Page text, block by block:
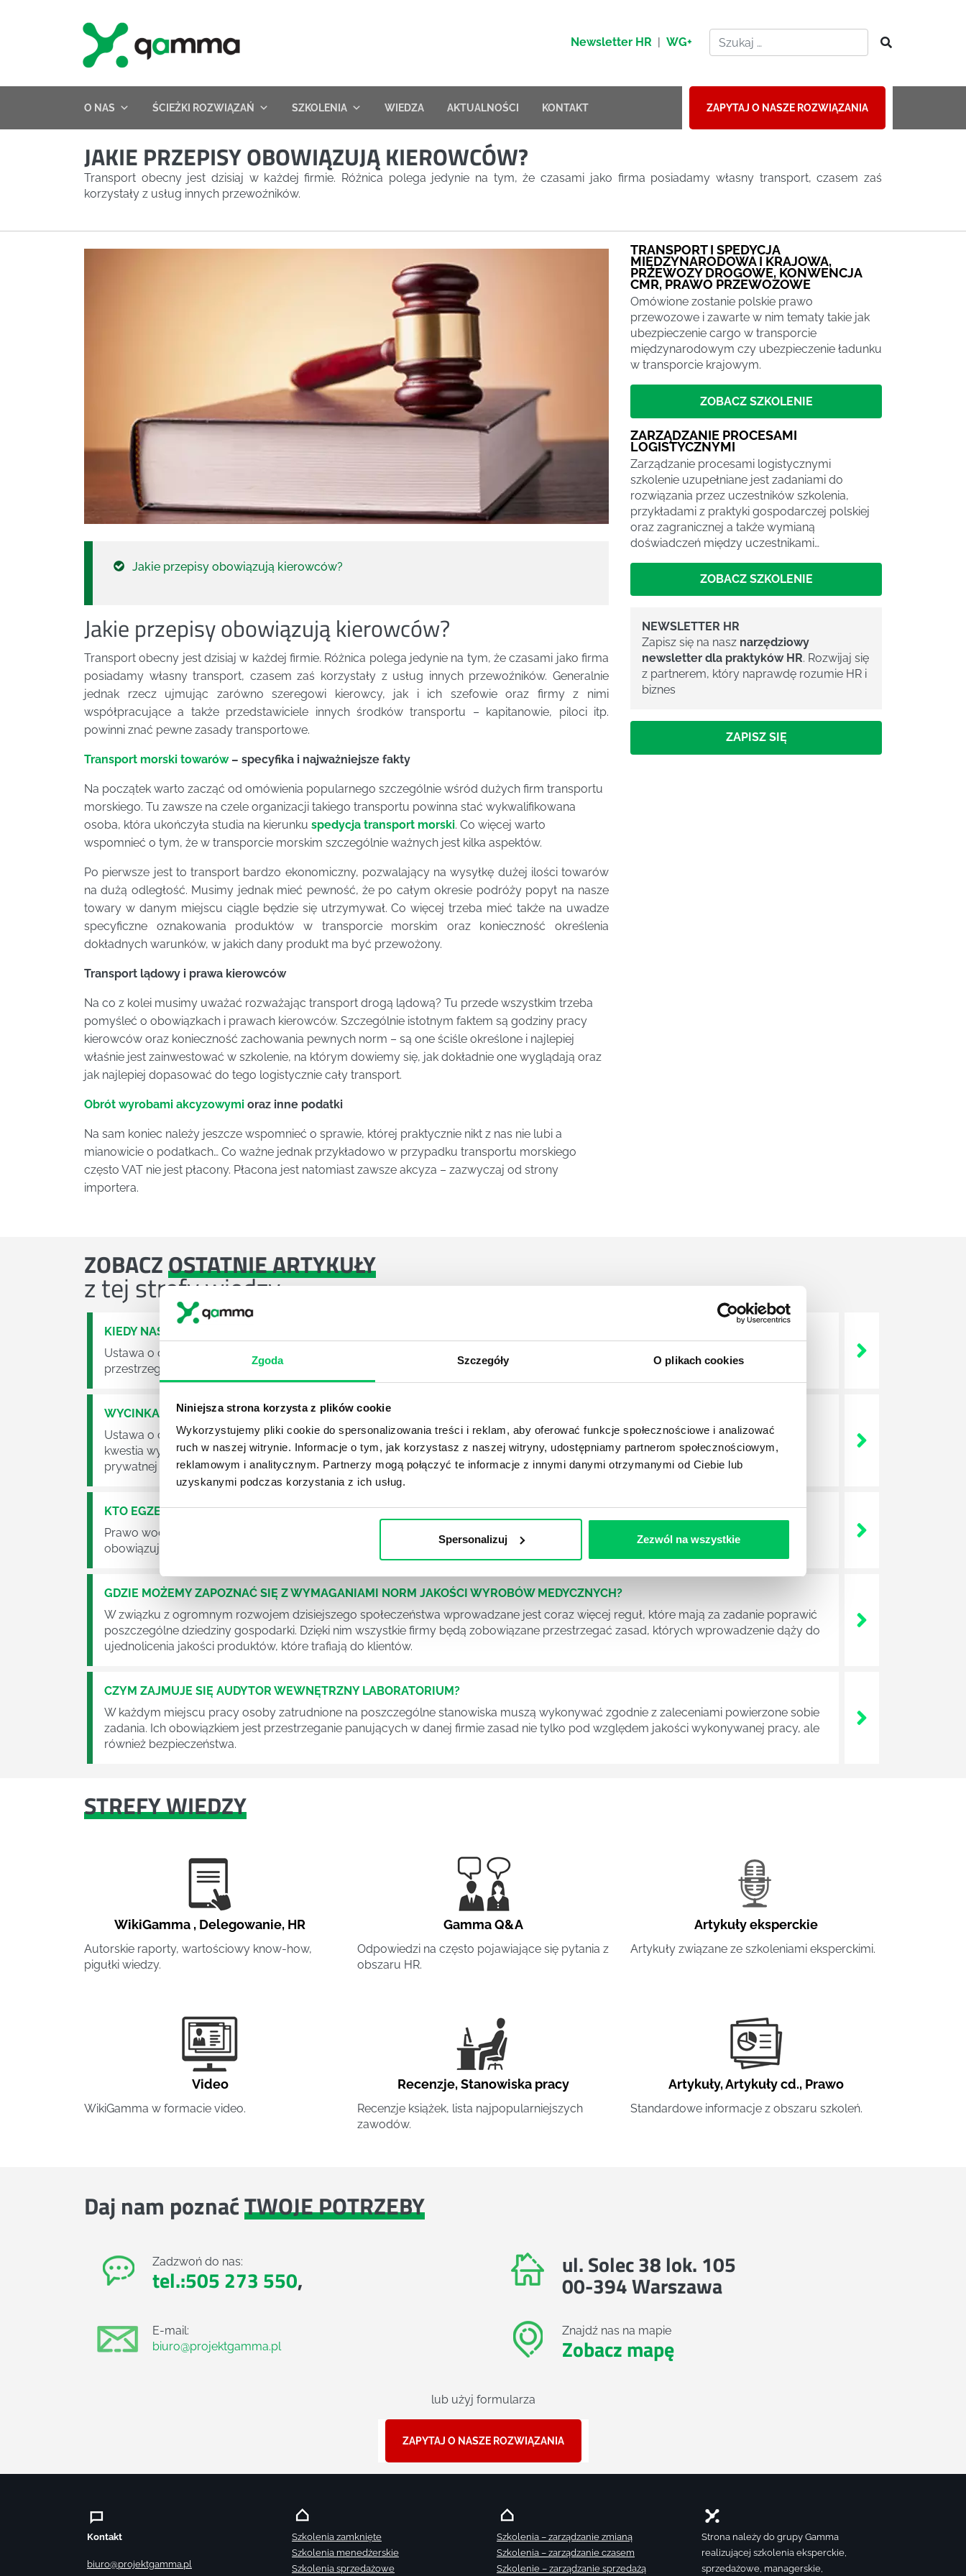
Zgoda Szczegóły O plikach cookies
Niniejsza strona korzysta z plików cookie
Wykorzystujemy pliki cookie do spersonalizowania treści i reklam, aby oferować funkcje społecznościowe i analizować
ruch w naszej witrynie. Informacje o tym, jak korzystasz z naszej witryny, udostępniamy partnerom społecznościowym,
reklamowym i analitycznym. Partnerzy mogą połączyć te informacje z innymi danymi otrzymanymi od Ciebie lub
uzyskanymi podczas korzystania z ich usług.
Spersonalizuj Zezwól na wszystkie
Newsletter HR | WG+
O NAS ŚCIEŻKI ROZWIĄZAŃ SZKOLENIA WIEDZA AKTUALNOŚCI KONTAKT ZAPYTAJ O NASZE ROZWIĄZANIA
JAKIE PRZEPISY OBOWIĄZUJĄ KIEROWCÓW?
Transport obecny jest dzisiaj w każdej firmie. Różnica polega jedynie na tym, że czasami jako firma posiadamy własny transport, czasem zaś
korzystały z usług innych przewoźników.
Jakie przepisy obowiązują kierowców?
Jakie przepisy obowiązują kierowców?
Transport obecny jest dzisiaj w każdej firmie. Różnica polega jedynie na tym, że czasami jako firma
posiadamy własny transport, czasem zaś korzystały z usług innych przewoźników. Generalnie
jednak rzecz ujmując zarówno szeregowi kierowcy, jak i ich szefowie oraz firmy z nimi
współpracujące a także przedstawiciele innych środków transportu – kapitanowie, piloci itp.
powinni znać pewne zasady transportowe.
Transport morski towarów– specyfika i najważniejsze fakty
Na początek warto zacząć od omówienia popularnego szczególnie wśród dużych firm transportu
morskiego. Tu zawsze na czele organizacji takiego transportu powinna stać wykwalifikowana
osoba, która ukończyła studia na kierunku spedycja transport morski. Co więcej warto
wspomnieć o tym, że w transporcie morskim szczególnie ważnych jest kilka aspektów.
Po pierwsze jest to transport bardzo ekonomiczny, pozwalający na wysyłkę dużej ilości towarów
na dużą odległość. Musimy jednak mieć pewność, że po całym okresie podróży popyt na nasze
towary w danym miejscu ciągle będzie się utrzymywał. Co więcej trzeba mieć także na uwadze
specyficzne oznakowania produktów w transporcie morskim oraz konieczność określenia
dokładnych warunków, w jakich dany produkt ma być przewożony.
Transport lądowy i prawa kierowców
Na co z kolei musimy uważać rozważając transport drogą lądową? Tu przede wszystkim trzeba
pomyśleć o obowiązkach i prawach kierowców. Szczególnie istotnym faktem są godziny pracy
kierowców oraz konieczność zachowania pewnych norm – są one ściśle określone i najlepiej
właśnie jest zainwestować w szkolenie, na którym dowiemy się, jak dokładnie one wyglądają oraz
jak najlepiej dopasować do tego logistycznie cały transport.
Obrót wyrobami akcyzowymi oraz inne podatki
Na sam koniec należy jeszcze wspomnieć o sprawie, której praktycznie nikt z nas nie lubi a
mianowicie o podatkach… Co ważne jednak przykładowo w przypadku transportu morskiego
często VAT nie jest płacony. Płacona jest natomiast zawsze akcyza – zazwyczaj od strony
importera.
TRANSPORT I SPEDYCJA
MIĘDZYNARODOWA I KRAJOWA,
PRZEWOZY DROGOWE, KONWENCJA
CMR, PRAWO PRZEWOZOWE
Omówione zostanie polskie prawo
przewozowe i zawarte w nim tematy takie jak
ubezpieczenie cargo w transporcie
międzynarodowym czy ubezpieczenie ładunku
w transporcie krajowym.
ZOBACZ SZKOLENIE
ZARZĄDZANIE PROCESAMI
LOGISTYCZNYMI
Zarządzanie procesami logistycznymi
szkolenie uzupełniane jest zadaniami do
rozwiązania przez uczestników szkolenia,
przykładami z praktyki gospodarczej polskiej
oraz zagranicznej a także wymianą
doświadczeń między uczestnikami…
ZOBACZ SZKOLENIE
NEWSLETTER HR
Zapisz się na nasz narzędziowy
newsletter dla praktyków HR. Rozwijaj się
z partnerem, który naprawdę rozumie HR i
biznes
ZAPISZ SIĘ
ZOBACZOSTATNIE ARTYKUŁY
z tej strefy wiedzy
KIEDY NASTĄPI ZMIANA USTAWY O ODPADACH?
Ustawa o odpadach jest dość istotną ustawą dla każdej firmy. Kiedy dokładnie nowe przepisy wejdą w życie? Od kiedy ich
przestrzeganie będzie już normalnie egzekwowane? Z czym trzeba się tutaj na pewno liczyć?
WYCINKA DRZEW A USTAWA O OCHRONIE ŚRODOWISKA - CO WARTO WIEDZIEĆ?
Ustawa o ochronie środowiska obowiązuje każdego z nas – bez wyjątku. Warto podkreślić, że określona jest w niej także dokładnie
kwestia wycinki drzew. Czy taka wycinka drzew musi być gdziekolwiek zgłaszana? Jak to w zasadzie dokładniej wygląda? Czy z
prywatnej posesji można wyciąć cokolwiek?
KTO EGZEKWUJE PRAWO WODNE?
Prawo wodne to dość skomplikowane prawo w ustawodawstwie polskim. Na czym dokładniej ono polega? Kogo w zasadzie
obowiązuje? Jak wygląda egzekwowanie prawa wodnego? Na te pytania odpowiemy pokrótce poniżej.
GDZIE MOŻEMY ZAPOZNAĆ SIĘ Z WYMAGANIAMI NORM JAKOŚCI WYROBÓW MEDYCZNYCH?
W związku z ogromnym rozwojem dzisiejszego społeczeństwa wprowadzane jest coraz więcej reguł, które mają za zadanie poprawić
poszczególne dziedziny gospodarki. Dzięki nim wszystkie firmy będą zobowiązane przestrzegać zasad, których wprowadzenie dąży do
ujednolicenia jakości produktów, które trafiają do klientów.
CZYM ZAJMUJE SIĘ AUDYTOR WEWNĘTRZNY LABORATORIUM?
W każdym miejscu pracy osoby zatrudnione na poszczególne stanowiska muszą wykonywać zgodnie z zaleceniami powierzone sobie
zadania. Ich obowiązkiem jest przestrzeganie panujących w danej firmie zasad nie tylko pod względem jakości wykonywanej pracy, ale
również bezpieczeństwa.
STREFY WIEDZY
WikiGamma , Delegowanie, HR
Autorskie raporty, wartościowy know-how,
pigułki wiedzy.
Gamma Q&A
Odpowiedzi na często pojawiające się pytania z
obszaru HR.
Artykuły eksperckie
Artykuły związane ze szkoleniami eksperckimi.
Video
WikiGamma w formacie video.
Recenzje,Stanowiska pracy
Recenzje książek, lista najpopularniejszych
zawodów.
Artykuły,Artykuły cd., Prawo
Standardowe informacje z obszaru szkoleń.
Daj nam poznaćTWOJE POTRZEBY
Zadzwoń do nas:
tel.:505 273 550,
E-mail:
biuro@projektgamma.pl
ul. Solec 38 lok. 105
00-394 Warszawa
Znajdź nas na mapie
Zobacz mapę
lub użyj formularza
ZAPYTAJ O NASZE ROZWIĄZANIA
Kontakt
biuro@projektgamma.pl
Szkolenia zamknięte
Szkolenia menedżerskie
Szkolenia sprzedażowe
Szkolenia – zarządzanie zmianą
Szkolenia – zarządzanie czasem
Szkolenie – zarządzanie sprzedażą
Strona należy do grupy Gamma
realizującej szkolenia eksperckie,
sprzedażowe, managerskie,